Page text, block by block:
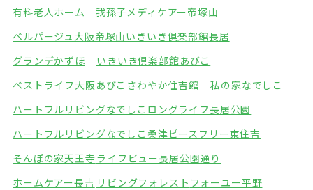
有料老人ホーム 我孫子メディケアー帝塚山
ベルパージュ大阪帝塚山いきいき倶楽部館長居
グランデかずほ
いきいき倶楽部館あびこ
ベストライフ大阪あびこ さわやか住吉館
私の家なでしこ
ハートフルリビングなでしこ ロングライフ長居公園
ハートフルリビングなでしこ桑津ピースフリー東住吉
そんぽの家天王寺ライフビュー長居公園通り
ホームケアー長吉 リビングフォレスト フォーユー平野